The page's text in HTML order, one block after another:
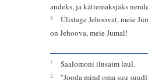
andeks, ja kättemaksjaks
9
Ülistage Jehoovat, meie
on Jehoova, meie Jumal!
1 Saalomoni ilusaim laul.
2 "Jooda mind oma suu